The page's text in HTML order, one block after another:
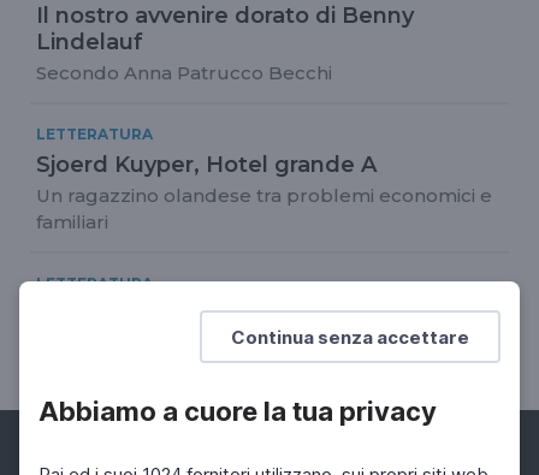
Continua senza accettare
Abbiamo a cuore la tua privacy
Il nostro avvenire dorato di Benny
Lindelauf
Secondo Anna Patrucco Becchi
LETTERATURA
Sjoerd Kuyper, Hotel grande A
Un ragazzino olandese tra problemi economici e
familiari
LETTERATURA
Antonello Capurso, La piuma del ghetto
Leone Èfrati, Dalla gloria ai campi di sterminio